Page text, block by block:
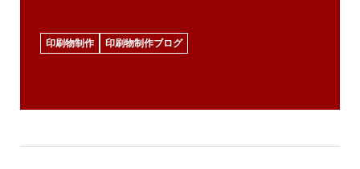
印刷物制作 印刷物制作ブログ